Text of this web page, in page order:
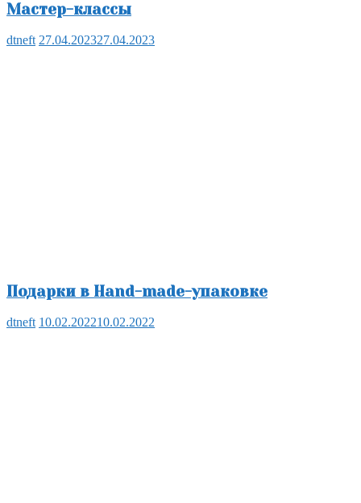
Мастер-классы
dtneft 27.04.202327.04.2023
Подарки в Hand-made-упаковке
dtneft 10.02.202210.02.2022